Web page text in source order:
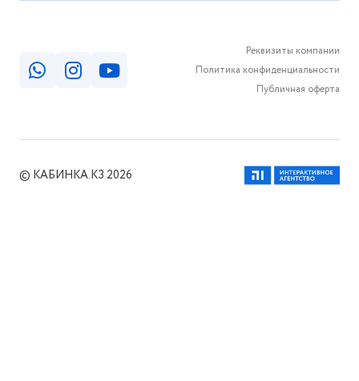
Реквизиты компании
Политика конфиденциальности
Публичная оферта
© КАБИНКА.КЗ 2026